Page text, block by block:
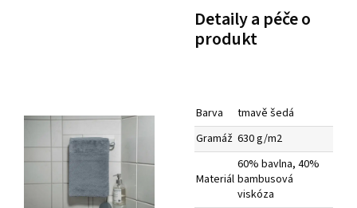
Detaily a péče o
produkt
Barva
tmavě šedá
Gramáž 630 g/m2
Materiál
60% bavlna, 40%
bambusová
viskóza